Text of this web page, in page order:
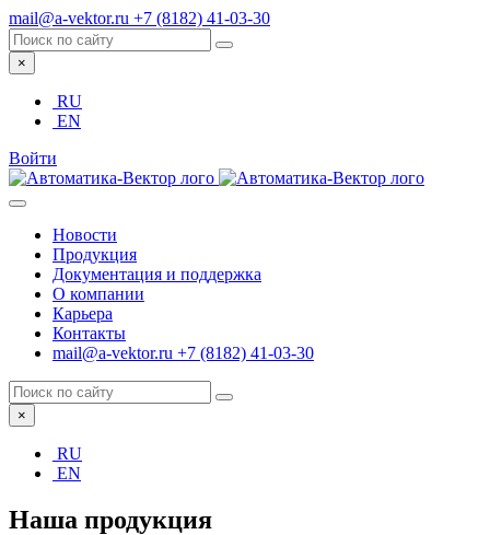
mail@a-vektor.ru +7 (8182) 41-03-30
×
RU
EN
Войти
Новости
Продукция
Документация и поддержка
О компании
Карьера
Контакты
mail@a-vektor.ru +7 (8182) 41-03-30
×
RU
EN
Наша продукция